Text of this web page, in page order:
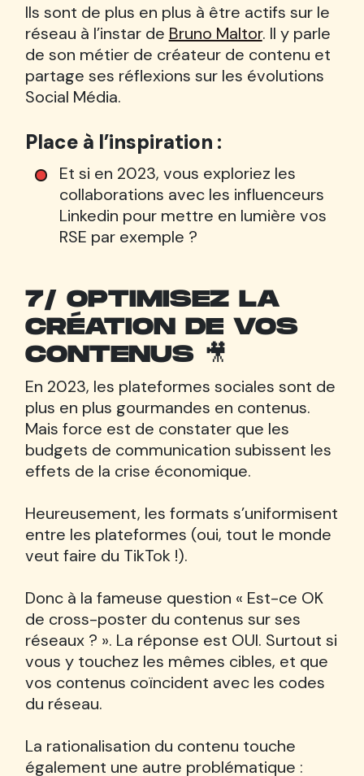
Ils sont de plus en plus à être actifs sur le
réseau à l’instar de Bruno Maltor. Il y parle
de son métier de créateur de contenu et
partage ses réflexions sur les évolutions
Social Média.
Place à l’inspiration :
Et si en 2023, vous exploriez les
collaborations avec les influenceurs
Linkedin pour mettre en lumière vos
RSE par exemple ?
7/ OPTIMISEZ LA
CRÉATION DE VOS
CONTENUS 🎥
En 2023, les plateformes sociales sont de
plus en plus gourmandes en contenus.
Mais force est de constater que les
budgets de communication subissent les
effets de la crise économique.
Heureusement, les formats s’uniformisent
entre les plateformes (oui, tout le monde
veut faire du TikTok !).
Donc à la fameuse question « Est-ce OK
de cross-poster du contenus sur ses
réseaux ? ». La réponse est OUI. Surtout si
vous y touchez les mêmes cibles, et que
vos contenus coïncident avec les codes
du réseau.
La rationalisation du contenu touche
également une autre problématique :